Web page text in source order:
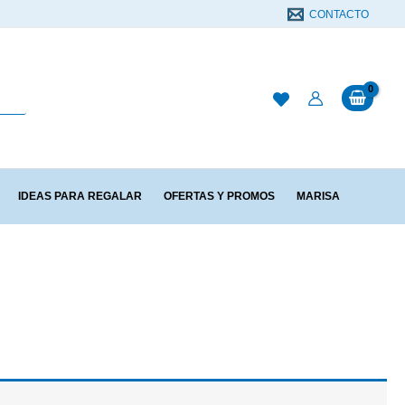
CONTACTO
IDEAS PARA REGALAR OFERTAS Y PROMOS MARISA